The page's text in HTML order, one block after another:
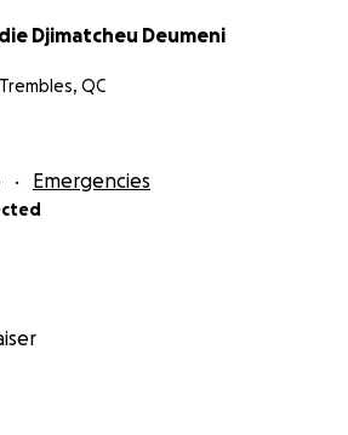
Djimatcheu Deumeni
QC
Emergencies